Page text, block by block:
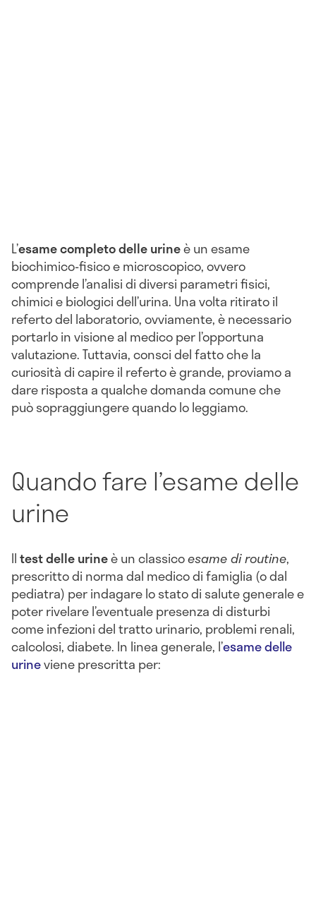
L’esame completo delle urineè un esame
biochimico-fisico e microscopico, ovvero
comprende l’analisi di diversi parametri fisici,
chimici e biologici dell’urina. Una volta ritirato il
referto del laboratorio, ovviamente, è necessario
portarlo in visione al medico per l’opportuna
valutazione. Tuttavia, consci del fatto che la
curiosità di capire il referto è grande, proviamo a
dare risposta a qualche domanda comune che
può sopraggiungere quando lo leggiamo.
Quando fare l’esame delle
urine
Iltest delle urineè un classicoesame di routine,
prescritto di norma dal medico di famiglia (o dal
pediatra) per indagare lo stato di salute generale e
poter rivelare l’eventuale presenza di disturbi
come infezioni del tratto urinario, problemi renali,
calcolosi, diabete. In linea generale, l’esame delle
urineviene prescritta per: